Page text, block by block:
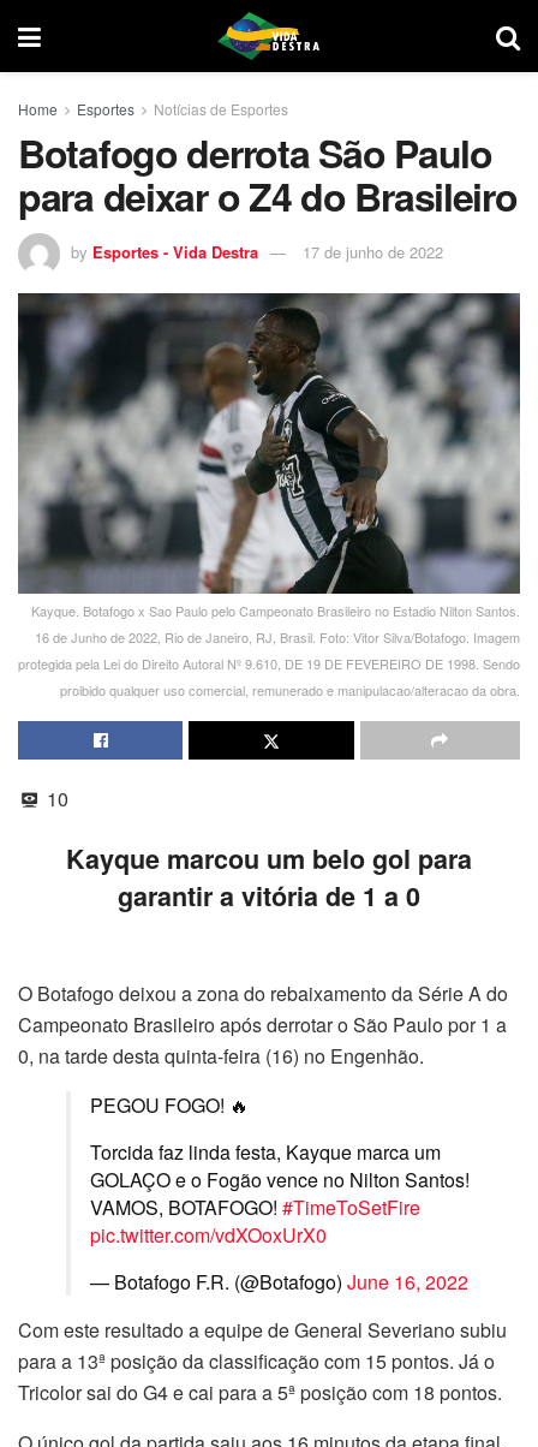
Home Esportes Notícias de Esportes
Botafogo derrota São Paulo
para deixar o Z4 do Brasileiro
by Esportes - Vida Destra 17 de junho de 2022
Kayque. Botafogo x Sao Paulo pelo Campeonato Brasileiro no Estadio Nilton Santos.
16 de Junho de 2022, Rio de Janeiro, RJ, Brasil. Foto: Vitor Silva/Botafogo. Imagem
protegida pela Lei do Direito Autoral Nº 9.610, DE 19 DE FEVEREIRO DE 1998. Sendo
proibido qualquer uso comercial, remunerado e manipulacao/alteracao da obra.
10
Kayque marcou um belo gol para
garantir a vitória de 1 a 0
O Botafogo deixou a zona do rebaixamento da Série A do
Campeonato Brasileiro após derrotar o São Paulo por 1 a
0, na tarde desta quinta-feira (16) no Engenhão.
PEGOU FOGO! 🔥
Torcida faz linda festa, Kayque marca um
GOLAÇO e o Fogão vence no Nilton Santos!
VAMOS, BOTAFOGO! #TimeToSetFire
pic.twitter.com/vdXOoxUrX0
— Botafogo F.R. (@Botafogo) June 16, 2022
Com este resultado a equipe de General Severiano subiu
para a 13ª posição da classificação com 15 pontos. Já o
Tricolor sai do G4 e cai para a 5ª posição com 18 pontos.